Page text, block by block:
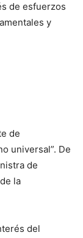
de esfuerzos
y
de
universal”. De
de
la
del